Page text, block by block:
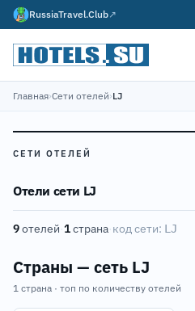
RussiaTravel.Club↗
Главная›Сети отелей›LJ
СЕТИ ОТЕЛЕЙ
Отели сети LJ
9отелей·1страна·код сети: LJ
Страны — сеть LJ
1 страна · топ по количеству отелей